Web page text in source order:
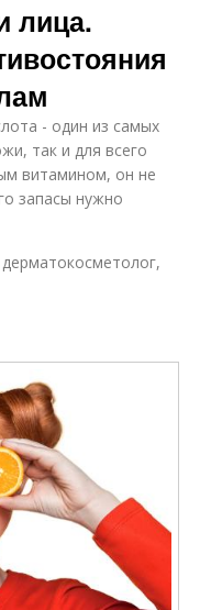
лица.
- один из самых
так и для всего
витамином, он не
запасы нужно